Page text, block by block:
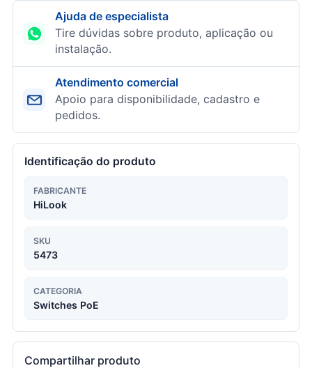
Ajuda de especialista
Tire dúvidas sobre produto, aplicação ou
instalação.
Atendimento comercial
Apoio para disponibilidade, cadastro e
pedidos.
Identificação do produto
FABRICANTE
HiLook
SKU
5473
CATEGORIA
Switches PoE
Compartilhar produto